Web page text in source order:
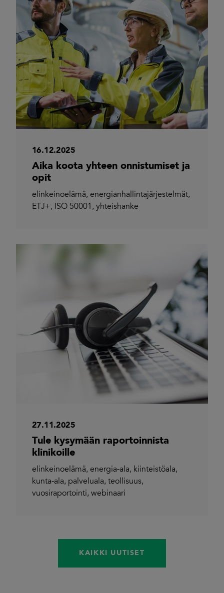
16.12.2025
Aika koota yhteen onnistumiset ja
opit
elinkeinoelämä, energianhallintajärjestelmät,
ETJ+, ISO 50001 , yhteishanke
27.11.2025
Tule kysymään raportoinnista
klinikoille
elinkeinoelämä, energia-ala, kiinteistöala,
kunta-ala, palveluala, teollisuus,
vuosiraportointi, webinaari
KAIKKI UUTISET